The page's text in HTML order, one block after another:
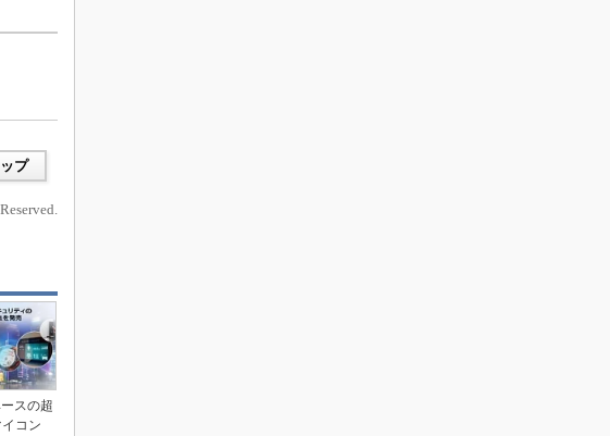
プ
スの超
コン